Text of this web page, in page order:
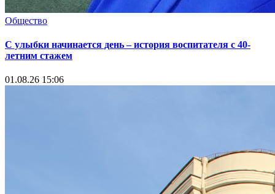
Общество
С улыбки начинается день – история воспитателя с 40-
летним стажем
01.08.26 15:06